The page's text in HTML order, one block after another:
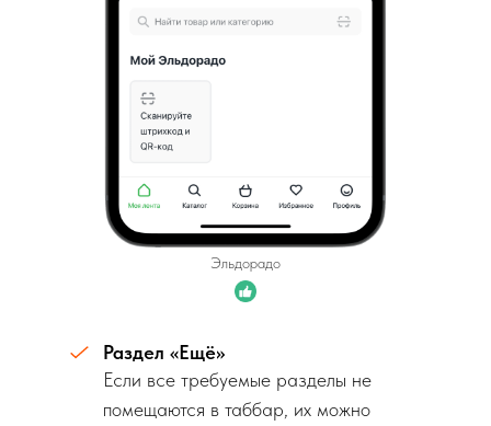
Эльдорадо
Раздел «Ещё»
Если все требуемые разделы не
помещаются в таббар, их можно